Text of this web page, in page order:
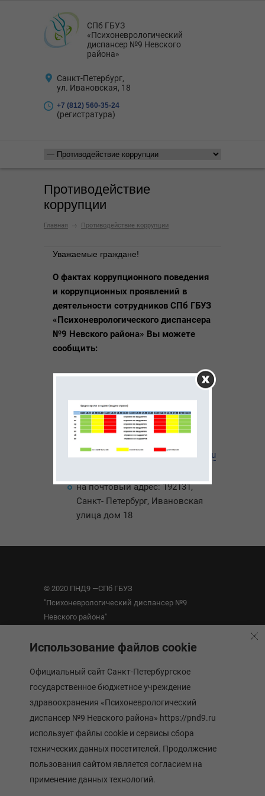
СПб ГБУЗ
«Психоневрологический
диспансер №9 Невского
района»
Санкт-Петербург,
ул. Ивановская, 18
+7 (812) 560-35-24
(регистратура)
Противодействие
коррупции
Главная Противодействие коррупции
Уважаемые граждане!
О фактах коррупционного поведения
и коррупционных проявлений в
деятельности сотрудников СПб ГБУЗ
«Психоневрологического диспансера
№9 Невского района» Вы можете
сообщить:
на специальную линию «Нет
38;
по электронному
адресу:
bespalov@tunev.gov.spb.ru
на почтовый адрес: 192131,
Санкт- Петербург, Ивановская
улица дом 18
© 2020 ПНД9 —СПб ГБУЗ
"Психоневрологический диспансер №9
Невского района"
Санкт-Петербург, ул. Ивановская, 18
+7 (812) 560-35-24(регистратура)
Администрация
Расписание приема врачей
Использование файлов cookie
Официальный сайт Санкт-Петербургское
государственное бюджетное учреждение
здравоохранения «Психоневрологический
диспансер №9 Невского района» https://pnd9.ru
использует файлы cookie и сервисы сбора
технических данных посетителей. Продолжение
пользования сайтом является согласием на
применение данных технологий.